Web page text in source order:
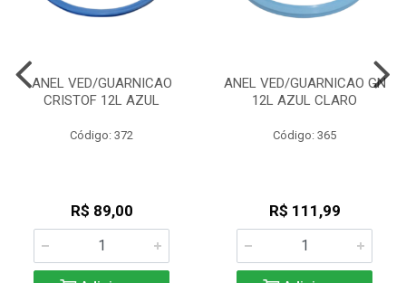
ANEL VED/GUARNICAO
CRISTOF 12L AZUL
Código: 372
R$ 89,00
ANEL VED/GUARNICAO GN
12L AZUL CLARO
Código: 365
R$ 111,99